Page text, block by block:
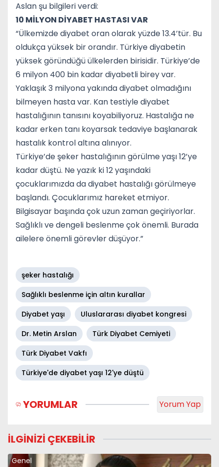
Aslan şu bilgileri verdi:
10 MİLYON DİYABET HASTASI VAR
“Ülkemizde diyabet oran olarak yüzde 13.4’tür. Bu
oldukça yüksek bir orandır. Türkiye diyabetin
yüksek göründüğü ülkelerden birisidir. Türkiye’de
6 milyon 400 bin kadar diyabetli birey var.
Yaklaşık 3 milyona yakında diyabet olmadığını
bilmeyen hasta var. Kan testiyle diyabet
hastalığının tanısını koyabiliyoruz. Hastalığa ne
kadar erken tanı koyarsak tedaviye başlanarak
hastalık kontrol altına alınıyor.
Türkiye’de şeker hastalığının görülme yaşı 12’ye
kadar düştü. Ne yazık ki 12 yaşındaki
çocuklarımızda da diyabet hastalığı görülmeye
başlandı. Çocuklarımız hareket etmiyor.
Bilgisayar başında çok uzun zaman geçiriyorlar.
Sağlıklı ve dengeli beslenme çok önemli. Burada
ailelere önemli görevler düşüyor.”
şeker hastalığı
Sağlıklı beslenme için altın kurallar
Diyabet yaşı
Uluslararası diyabet kongresi
Dr. Metin Arslan
Türk Diyabet Cemiyeti
Türk Diyabet Vakfı
Türkiye'de diyabet yaşı 12'ye düştü
YORUMLAR Yorum Yap
İLGİNİZİ ÇEKEBİLİR
Genel